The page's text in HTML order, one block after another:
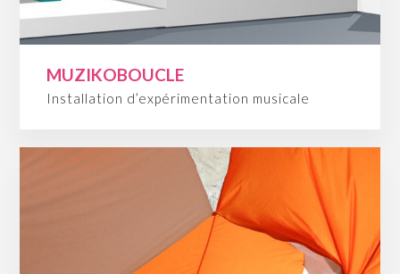
MUZIKOBOUCLE
Installation d’expérimentation musicale